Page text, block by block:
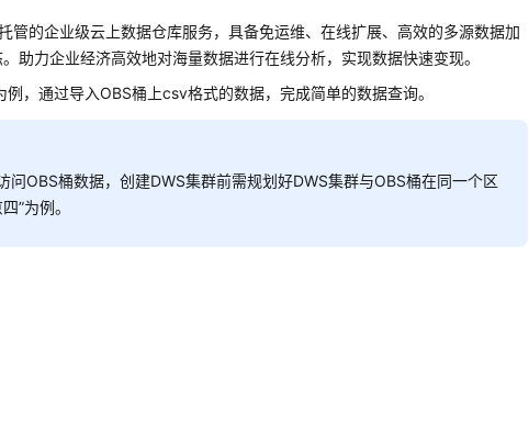
管的企业级云上数据仓库服务，具备免运维、在线扩展、高效的多源数据加
助力企业经济高效地对海量数据进行在线分析，实现数据快速变现。
，通过导入OBS桶上csv格式的数据，完成简单的数据查询。
问OBS桶数据，创建DWS集群前需规划好DWS集群与OBS桶在同一个区
”为例。